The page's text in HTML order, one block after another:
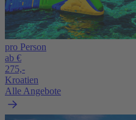
pro Person
ab €
275,-
Kroatien
Alle Angebote